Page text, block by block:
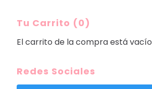
Tu Carrito (0)
El carrito de la compra está vacío
Redes Sociales